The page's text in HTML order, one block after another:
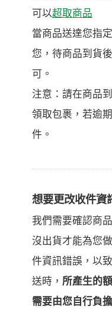
可以超取商品
當商品送達您指
您，待商品到貨
可。
注意：請在商品
領取包裹，若逾
件。
想要更改收件資
我們需要確認商
沒出貨才能為您
件資訊錯誤，以
送時， 所產生的
需要由您自行負擔